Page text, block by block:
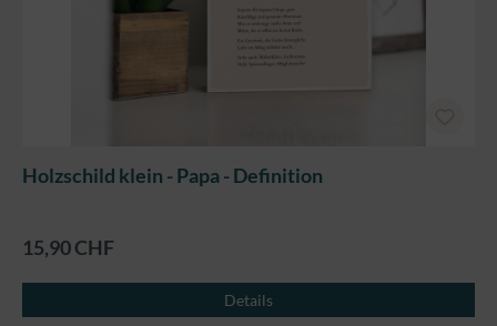
Holzschild klein - Papa - Definition
15,90 CHF
Details